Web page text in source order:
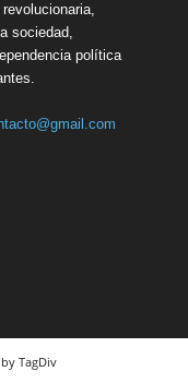
sociedad,
política
TagDiv